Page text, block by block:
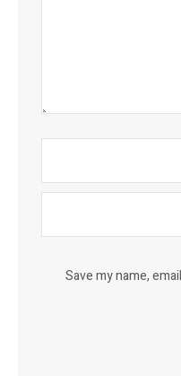
Save my name,